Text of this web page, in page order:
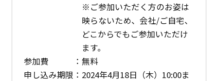
※ご参加いただく方のお姿は
映らないため、会社/ご自宅、
どこからでもご参加いただけ
ます。
参加費
無料
申し込み期限
2024年4月18日（木）10:00ま